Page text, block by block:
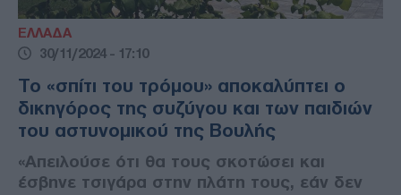
ΕΛΛΑΔΑ
30/11/2024 - 17:10
Το «σπίτι του τρόμου» αποκαλύπτει ο
δικηγόρος της συζύγου και των παιδιών
του αστυνομικού της Βουλής
«Απειλούσε ότι θα τους σκοτώσει και
έσβηνε τσιγάρα στην πλάτη τους, εάν δεν